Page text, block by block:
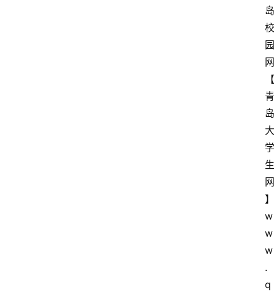
岛
校
园
网
【
青
岛
大
学
生
网
】
w
w
w
.
q